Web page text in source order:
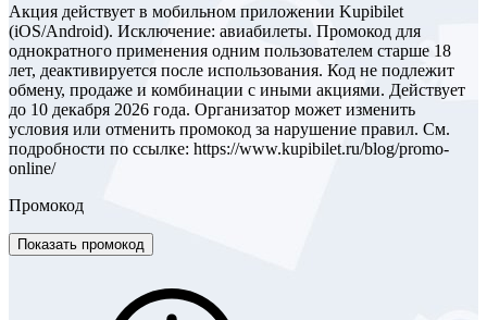
Акция действует в мобильном приложении Kupibilet
(iOS/Android). Исключение: авиабилеты. Промокод для
однократного применения одним пользователем старше 18
лет, деактивируется после использования. Код не подлежит
обмену, продаже и комбинации с иными акциями. Действует
до 10 декабря 2026 года. Организатор может изменить
условия или отменить промокод за нарушение правил. См.
подробности по ссылке: https://www.kupibilet.ru/blog/promo-
online/
Промокод
Показать промокод